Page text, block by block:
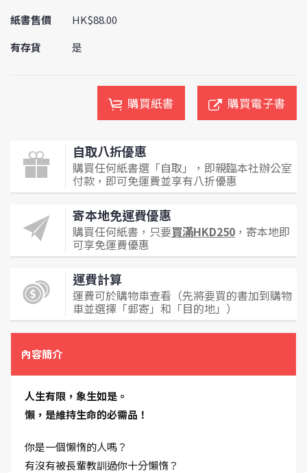
紙書售價
HK$88.00
有存貨
是
購買紙書 購買電子書
自取八折優惠
購買任何紙書選「自取」，即親臨本社辦公室
付款，即可免運費並享有八折優惠
寄本地免運費優惠
購買任何紙書，只要買滿HKD250 ，寄本地即
可享免運費優惠
運費計算
運費可於購物車查看（先將要買的書加到購物
車並選擇「郵寄」和「目的地」）
內容簡介
人生有限，象生如是。
懶，是維持生命的必需品！
你是一個懶惰的人嗎？
有沒有被長輩教訓過你十分懶惰？